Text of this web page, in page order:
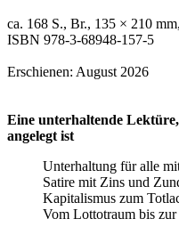
ca. 168 S., Br., 135 × 210
ISBN 978-3-68948-157-5
Erschienen: August 2026
Eine unterhaltende
angelegt ist
Unterhaltung für alle
Satire mit Zins und
Kapitalismus zum
Vom Lottotraum bis